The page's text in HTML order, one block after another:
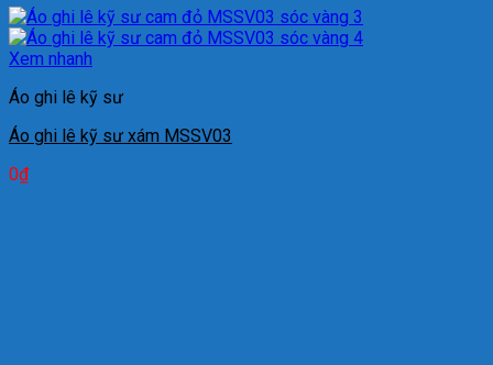
Xem nhanh
Áo ghi lê kỹ sư
Áo ghi lê kỹ sư xám MSSV03
0₫